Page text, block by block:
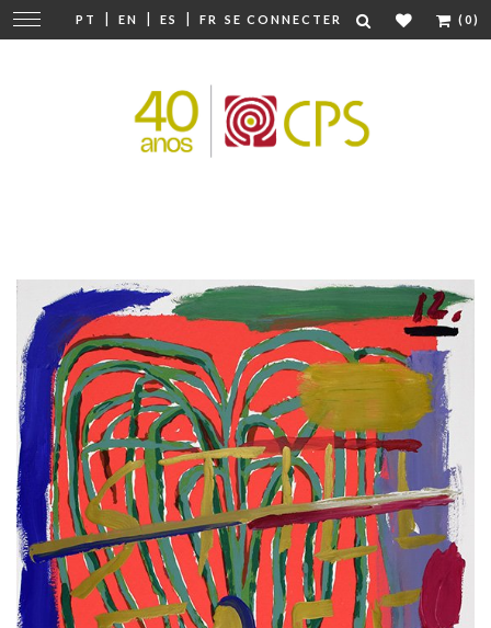
PT | EN | ES | FR SE CONNECTER (0)
Modifier
la